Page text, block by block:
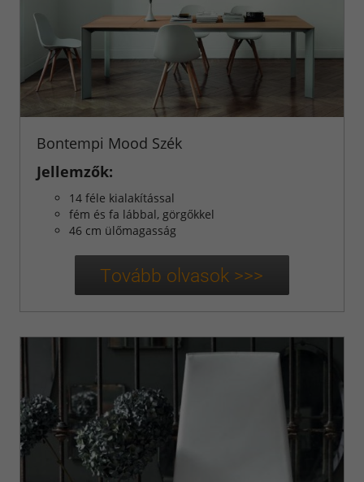
Bontempi Mood Szék
Jellemzők:
14 féle kialakítással
fém és fa lábbal, görgőkkel
46 cm ülőmagasság